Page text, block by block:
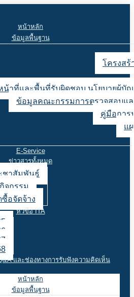
หน้าหลัก
ข้อมูลพื้นฐาน
โครงสร้
น้าที่และพื้นที่รับผิดชอบ นโยบายผู้บั
ข้อมูลคณะกรรมการตรวจสอบแล
คู่มือการ
แ
E-Service
ข่าวสารทั้งหมด
ชาสัมพันธ์
จกรรม
อจัดจ้าง
หัวข้อ ITA
และช่องทางการรับฟังความคิดเห็น
หน้าหลัก
ข้อมูลพื้นฐาน